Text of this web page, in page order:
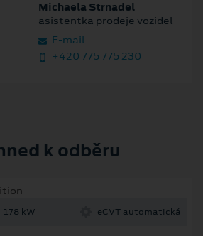
Michaela Strnadel
asistentka prodeje vozidel
E‑mail
+420 775 775 230
k odběru
178 kW eCVT automatická